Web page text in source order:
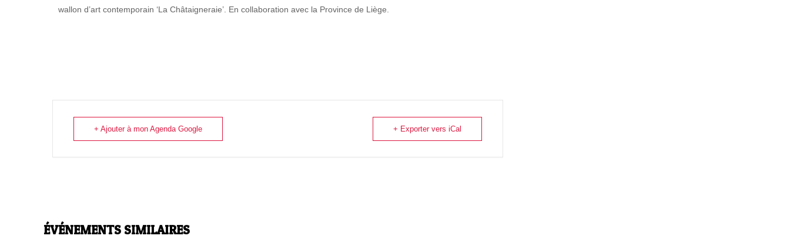
wallon d’art contemporain ‘La Châtaigneraie’. En collaboration avec la Province de Liège.
+ Ajouter à mon Agenda Google + Exporter vers iCal
ÉVÉNEMENTS SIMILAIRES